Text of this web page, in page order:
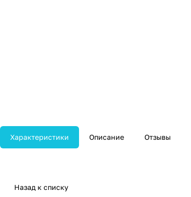
Характеристики Описание Отзывы
Назад к списку